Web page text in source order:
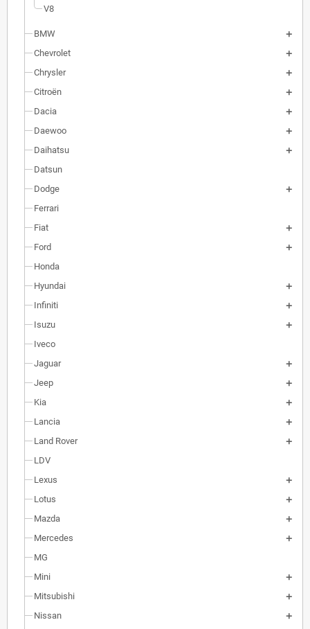
V8
BMW
Chevrolet
Chrysler
Citroën
Dacia
Daewoo
Daihatsu
Datsun
Dodge
Ferrari
Fiat
Ford
Honda
Hyundai
Infiniti
Isuzu
Iveco
Jaguar
Jeep
Kia
Lancia
Land Rover
LDV
Lexus
Lotus
Mazda
Mercedes
MG
Mini
Mitsubishi
Nissan